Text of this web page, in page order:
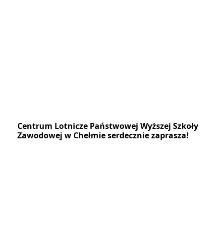
Centrum Lotnicze Państwowej Wyższej Szkoły
Zawodowej w Chełmie serdecznie zaprasza!